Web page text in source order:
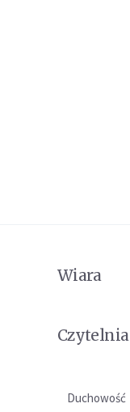
Wiara
Czytelnia
Duchowość